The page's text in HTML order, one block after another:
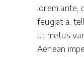
lorem ante,
feugiat a,
ut metus
Aenean